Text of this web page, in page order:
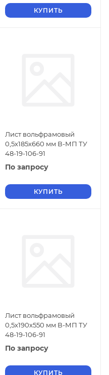
КУПИТЬ
Лист вольфрамовый
0,5х185х660 мм В-МП ТУ
48-19-106-91
По запросу
КУПИТЬ
Лист вольфрамовый
0,5х190х550 мм В-МП ТУ
48-19-106-91
По запросу
КУПИТЬ